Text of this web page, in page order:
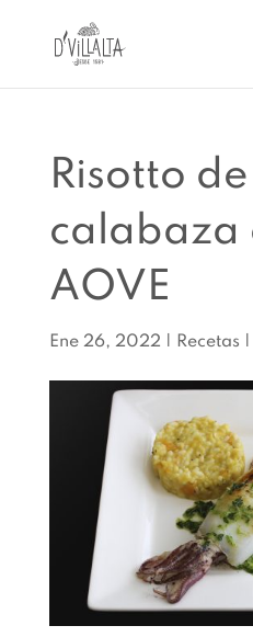
Risotto de
calabaza
AOVE
Ene 26, 2022 Recetas